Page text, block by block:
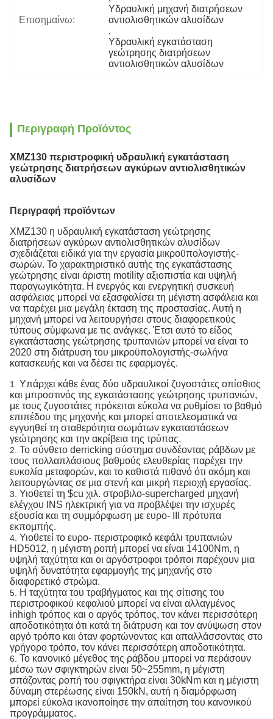
Επισημαίνω:
Υδραυλική μηχανή διατρήσεων
αντιολισθητικών αλυσίδων
,
Υδραυλική εγκατάσταση
γεώτρησης διατρήσεων
αντιολισθητικών αλυσίδων
Περιγραφή Προϊόντος
XMZ130 περιστροφική υδραυλική εγκατάσταση
γεώτρησης διατρήσεων αγκύρων αντιολισθητικών
αλυσίδων
Περιγραφή προϊόντων
XMZ130 η υδραυλική εγκατάσταση γεώτρησης
διατρήσεων αγκύρων αντιολισθητικών αλυσίδων
σχεδιάζεται ειδικά για την εργασία μικροϋπολογιστής-
σωρών. Το χαρακτηριστικό αυτής της εγκατάστασης
γεώτρησης είναι άριστη motility αξιοπιστία και υψηλή
παραγωγικότητα. Η ενεργός και ενεργητική συσκευή
ασφάλειας μπορεί να εξασφαλίσει τη μέγιστη ασφάλεια και
να παρέχει μια μεγάλη έκταση της προστασίας. Αυτή η
μηχανή μπορεί να λειτουργήσει στους διαφορετικούς
τύπους σύμφωνα με τις ανάγκες. Έτσι αυτό το είδος
εγκατάστασης γεώτρησης τρυπανιών μπορεί να είναι το
2020 στη διάτρυση του μικροϋπολογιστής-σωλήνα
κατασκευής και να δέσει τις εφαρμογές.
1. Υπάρχει κάθε ένας δύο υδραυλικοί ζυγοστάτες οπίσθιος
και μπροστινός της εγκατάστασης γεώτρησης τρυπανιών,
με τους ζυγοστάτες πρόκειται εύκολα να ρυθμίσει το βαθμό
επιπέδου της μηχανής και μπορεί αποτελεσματικά να
εγγυηθεί τη σταθερότητα σωμάτων εγκαταστάσεων
γεώτρησης και την ακρίβεια της τρύπας.
2. Το σύνθετο derricking σύστημα συνδέοντας ράβδων με
τους πολλαπλάσιους βαθμούς ελευθερίας παρέχει την
ευκολία μεταφορών, και το καθιστά πιθανό ότι ακόμη και
λειτουργώντας σε μια στενή και μικρή περιοχή εργασίας.
3. Υιοθετεί τη $cu χιλ. στροβιλο-supercharged μηχανή
ελέγχου INS ηλεκτρική για να προβλέψει την ισχυρές
εξουσία και τη συμμόρφωση με ευρο- ΙΙΙ πρότυπα
εκπομπής.
4. Υιοθετεί το ευρο- περιστροφικό κεφάλι τρυπανιών
HD5012, η μέγιστη ροπή μπορεί να είναι 14100Nm, η
υψηλή ταχύτητα και οι αργόστροφοι τρόποι παρέχουν μια
υψηλή δυνατότητα εφαρμογής της μηχανής στο
διαφορετικό στρώμα.
5.
Η ταχύτητα του τραβήγματος και της σίτισης του
περιστροφικού κεφαλιού μπορεί να είναι αλλαγμένος
inhigh τρόπος και ο αργός τρόπος, τον κάνει περισσότερη
αποδοτικότητα ότι κατά τη διάτρυση και τον ανύψωση στον
αργό τρόπο και όταν φορτώνοντας και απαλλάσσοντας στο
γρήγορο τρόπο, τον κάνει περισσότερη αποδοτικότητα.
6. Το κανονικό μέγεθος της ράβδου μπορεί να περάσουν
μέσω των σφιγκτηρών είναι 50~255mm, η μέγιστη
σπάζοντας ροπή του σφιγκτήρα είναι 30kNm και η μέγιστη
δύναμη στερέωσης είναι 150kN, αυτή η διαμόρφωση
μπορεί εύκολα ικανοποίησε την απαίτηση του κανονικού
προγράμματος.